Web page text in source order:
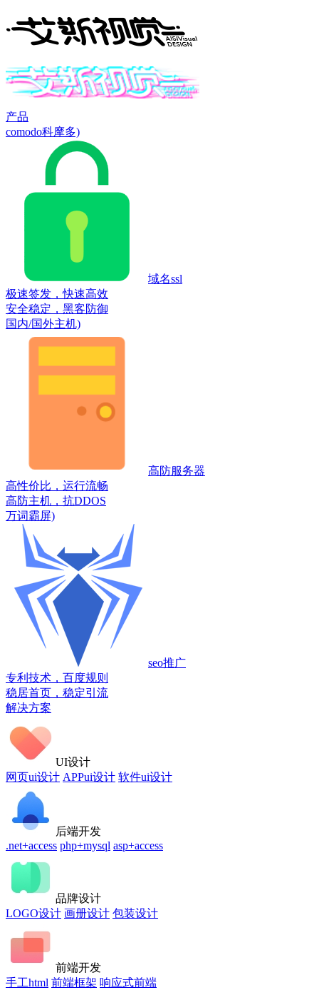
产品
comodo科摩多)
域名ssl
极速签发，快速高效
安全稳定，黑客防御
国内/国外主机)
高防服务器
高性价比，运行流畅
高防主机，抗DDOS
万词霸屏)
seo推广
专利技术，百度规则
稳居首页，稳定引流
解决方案
UI设计
网页ui设计 APPui设计 软件ui设计
后端开发
.net+access php+mysql asp+access
品牌设计
LOGO设计 画册设计 包装设计
前端开发
手工html 前端框架 响应式前端